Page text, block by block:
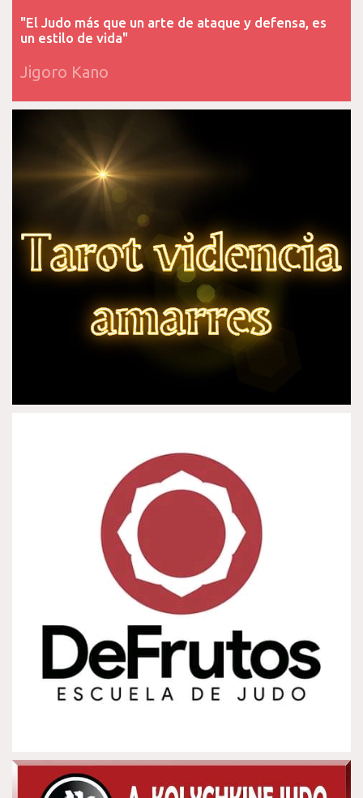
"El Judo más que un arte de ataque y defensa, es
un estilo de vida"
Jigoro Kano